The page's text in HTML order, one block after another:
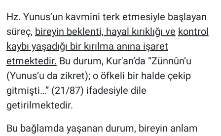
Hz. Yunus’un kavmini terk etmesiyle başlayan
süreç, bireyin beklenti, hayal kırıklığı ve kontrol
kaybı yaşadığı bir kırılma anına işaret
etmektedir. Bu durum, Kur'an’da “Zünnûn’u
(Yunus’u da zikret); o öfkeli bir halde çekip
gitmişti…” (21/87) ifadesiyle dile
getirilmektedir.
Bu bağlamda yaşanan durum, bireyin anlam